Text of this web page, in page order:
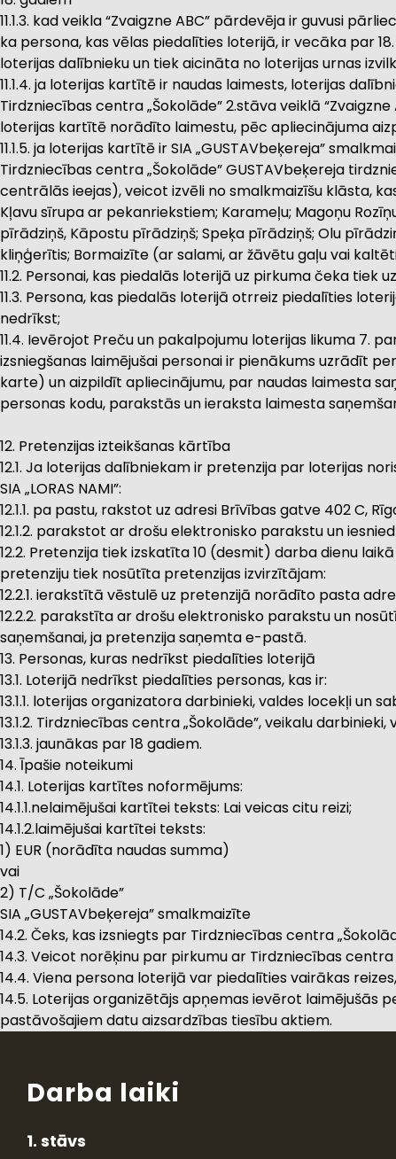
11.1.3. kad veikla “Zvaigzne ABC” pārdevēja ir guvusi
ka persona, kas vēlas piedalīties loterijā, ir vecāka par
loterijas dalībnieku un tiek aicināta no loterijas urnas
11.1.4. ja loterijas kartītē ir naudas laimests, loterijas
Tirdzniecības centra „Šokolāde” 2.stāva veiklā
loterijas kartītē norādīto laimestu, pēc apliecinājuma
11.1.5. ja loterijas kartītē ir SIA „GUSTAVbeķereja”
Tirdzniecības centra „Šokolāde” GUSTAVbeķereja
centrālās ieejas), veicot izvēli no smalkmaizīšu klāsta,
Kļavu sīrupa ar pekanriekstiem; Karameļu; Magoņu
pīrādziņš, Kāpostu pīrādziņš; Speķa pīrādziņš; Olu
kliņģerītis; Bormaizīte (ar salami, ar žāvētu gaļu vai
11.2. Personai, kas piedalās loterijā uz pirkuma čeka tiek
11.3. Persona, kas piedalās loterijā otrreiz piedalīties
nedrīkst;
11.4. Ievērojot Preču un pakalpojumu loterijas likuma 7.
izsniegšanas laimējušai personai ir pienākums uzrādīt
karte) un aizpildīt apliecinājumu, par naudas laimesta
personas kodu, parakstās un ieraksta laimesta
12. Pretenzijas izteikšanas kārtība
12.1. Ja loterijas dalībniekam ir pretenzija par loterijas
SIA „LORAS NAMI”:
12.1.1. pa pastu, rakstot uz adresi Brīvības gatve 402 C,
12.1.2. parakstot ar drošu elektronisko parakstu un
12.2. Pretenzija tiek izskatīta 10 (desmit) darba dienu
pretenziju tiek nosūtīta pretenzijas izvirzītājam:
12.2.1. ierakstītā vēstulē uz pretenzijā norādīto pasta
12.2.2. parakstīta ar drošu elektronisko parakstu un
saņemšanai, ja pretenzija saņemta e-pastā.
13. Personas, kuras nedrīkst piedalīties loterijā
13.1. Loterijā nedrīkst piedalīties personas, kas ir:
13.1.1. loterijas organizatora darbinieki, valdes locekļi un
13.1.2. Tirdzniecības centra „Šokolāde”, veikalu
13.1.3. jaunākas par 18 gadiem.
14. Īpašie noteikumi
14.1. Loterijas kartītes noformējums:
14.1.1.nelaimējušai kartītei teksts: Lai veicas citu reizi;
14.1.2.laimējušai kartītei teksts:
1) EUR (norādīta naudas summa)
vai
2) T/C „Šokolāde”
SIA „GUSTAVbeķereja” smalkmaizīte
14.2. Čeks, kas izsniegts par Tirdzniecības centra
14.3. Veicot norēķinu par pirkumu ar Tirdzniecības
14.4. Viena persona loterijā var piedalīties vairākas
14.5. Loterijas organizētājs apņemas ievērot
pastāvošajiem datu aizsardzības tiesību aktiem.
Darba laiki
1. stāvs